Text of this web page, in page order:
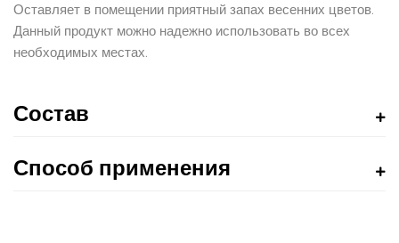
Оставляет в помещении приятный запах весенних цветов.
Данный продукт можно надежно использовать во всех
необходимых местах.
Состав
Способ применения